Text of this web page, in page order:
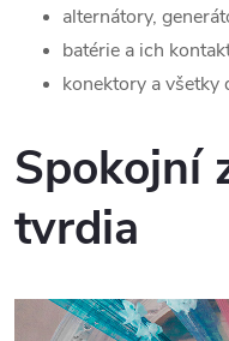
alternátory,
batérie a ich
konektory a všetky
Spokojní
tvrdia